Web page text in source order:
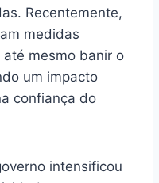
Recentemente,
medidas
mesmo banir o
um impacto
confiança do
intensificou